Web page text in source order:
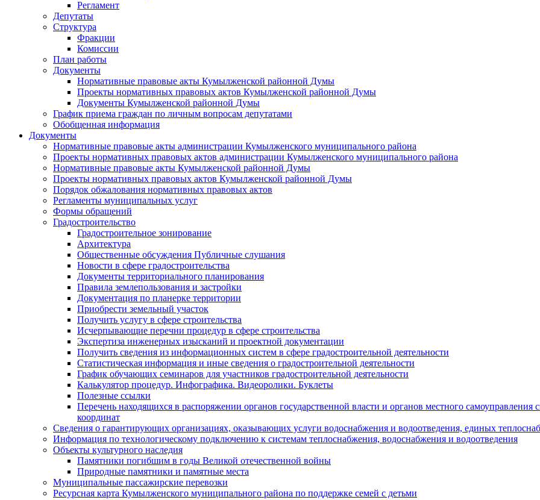
Регламент
Депутаты
Структура
Фракции
Комиссии
План работы
Документы
Нормативные правовые акты Кумылженской районной Думы
Проекты нормативных правовых актов Кумылженской районной Думы
Документы Кумылженской районной Думы
График приема граждан по личным вопросам депутатами
Обобщенная информация
Документы
Нормативные правовые акты администрации Кумылженского муниципального района
Проекты нормативных правовых актов администрации Кумылженского муниципального района
Нормативные правовые акты Кумылженской районной Думы
Проекты нормативных правовых актов Кумылженской районной Думы
Порядок обжалования нормативных правовых актов
Регламенты муниципальных услуг
Формы обращений
Градостроительство
Градостроительное зонирование
Архитектура
Общественные обсуждения Публичные слушания
Новости в сфере градостроительства
Документы территориального планирования
Правила землепользования и застройки
Документация по планерке территории
Приобрести земельный участок
Получить услугу в сфере строительства
Исчерпывающие перечни процедур в сфере строительства
Экспертиза инженерных изысканий и проектной документации
Получить сведения из информационных систем в сфере градостроительной деятельности
Статистическая информация и иные сведения о градостроительной деятельности
График обучающих семинаров для участников градостроительной деятельности
Калькулятор процедур. Инфографика. Видеоролики. Буклеты
Полезные ссылки
Перечень находящихся в распоряжении органов государственной власти и органов местного
координат
Сведения о гарантирующих организациях, оказывающих услуги водоснабжения и водоотведения, единых
Информация по технологическому подключению к системам теплоснабжения, водоснабжения и водоотведения
Объекты культурного наследия
Памятники погибшим в годы Великой отечественной войны
Природные памятники и памятные места
Муниципальные пассажирские перевозки
Ресурсная карта Кумылженского муниципального района по поддержке семей с детьми